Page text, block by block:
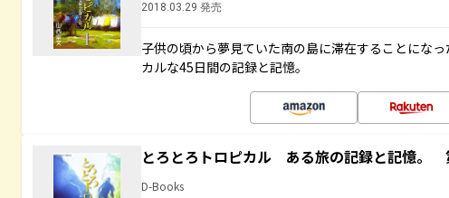
2018.03.29 発売
子供の頃から夢見ていた南の島に滞在することにな
カルな45日間の記録と記憶。
とろとろトロピカル ある旅の記録と記憶。
D-Books